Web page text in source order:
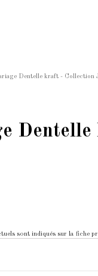
Dentelle kraft - Collection
sont indiqués sur la fiche